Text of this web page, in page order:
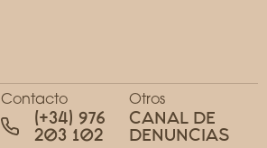
Contacto
(+34) 976
203 102
Otros
CANAL DE
DENUNCIAS